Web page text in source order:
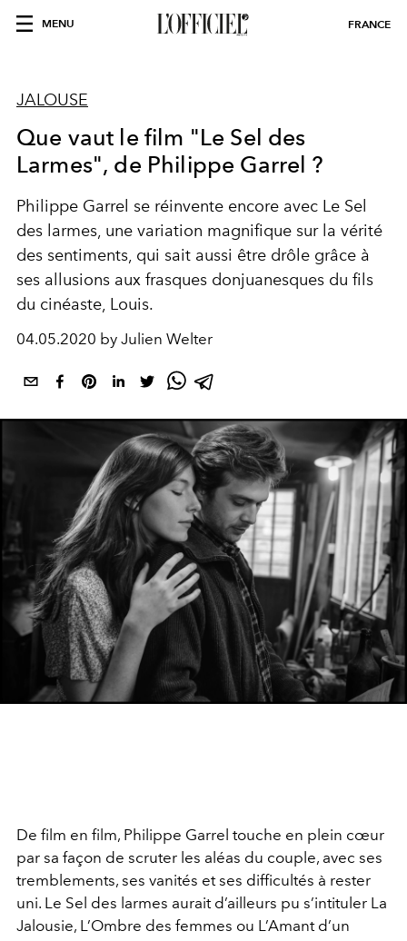
MENU FRANCE
JALOUSE
Que vaut le film "Le Sel des
Larmes", de Philippe Garrel ?
Philippe Garrel se réinvente encore avec Le Sel
des larmes, une variation magnifique sur la vérité
des sentiments, qui sait aussi être drôle grâce à
ses allusions aux frasques donjuanesques du fils
du cinéaste, Louis.
04.05.2020 by Julien Welter
De film en film, Philippe Garrel touche en plein cœur
par sa façon de scruter les aléas du couple, avec ses
tremblements, ses vanités et ses difficultés à rester
uni. Le Sel des larmes aurait d’ailleurs pu s’intituler La
Jalousie, L’Ombre des femmes ou L’Amant d’un